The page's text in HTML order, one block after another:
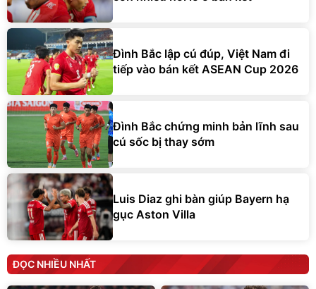
Đình Bắc lập cú đúp, Việt Nam đi
tiếp vào bán kết ASEAN Cup 2026
Đình Bắc chứng minh bản lĩnh sau
cú sốc bị thay sớm
Luis Diaz ghi bàn giúp Bayern hạ
gục Aston Villa
ĐỌC NHIỀU NHẤT